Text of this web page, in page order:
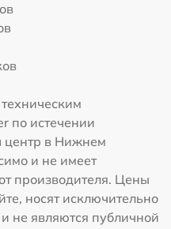
по истечении
центр в Нижнем
и не имеет
производителя. Цены
носят исключительно
не являются публичной